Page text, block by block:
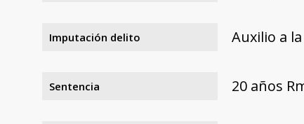
Imputación delito Auxilio a
Sentencia 20 años